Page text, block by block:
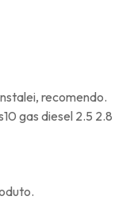
recomendo.
gas diesel 2.5 2.8